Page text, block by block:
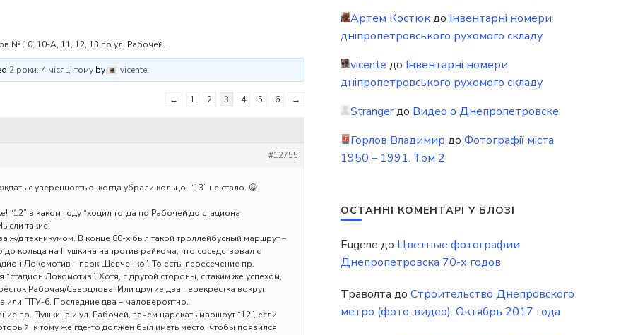
№ 10, 10-А, 11, 12, 13 по ул. Рабочей.
2 роки, 4 місяці тому by vicente.
← 1 2 3 4 5 6 →
#12755
с уверенностью: когда убрали кольцо, “13” не стало. 😀
“12” в каком году “ходил тогда по Рабочей до стадиона
такие:
ж/д техникумом. В конце 80-х был такой троллейбусный маршрут –
кольца на Пушкина напротив райкома, что соседствовал с
Локомотив – парк Шевченко”. То есть, пересечение пр.
Локомотив”. Хотя, с другой стороны, с таким же успехом,
Рабочая/Свердлова. Или другие два перекрёстка вокруг
или ПТУ-6. Последние два – маловероятно.
пр. Пушкина и ул. Рабочей, зачем нарекать маршрут “12”, если
к тому же где-то должен был иметь место, чтобы появился
Артем Костюкдо Інвентарні номери
дніпропетровського рухомого складу
vicente до Інвентарні номери
дніпропетровського рухомого складу
Strangerдо Видео о Днепропетровске
Горлов Владимир до Фотографії міста
1950 – 1991. Том 2
ОСТАННІ КОМЕНТАРІ У БЛОЗІ
Eugene до Цветные фотографии
Днепропетровска 70-х годов
Траволта до Строительство Днепровского
метро (фото, видео). Октябрь 2017 года